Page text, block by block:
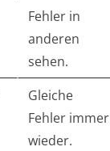
Fehler in
anderen
sehen. ​
Gleiche
Fehler immer
wieder. ​